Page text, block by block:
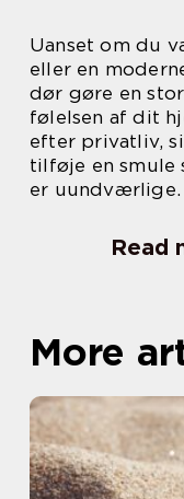
Uanset om du
eller en
dør gøre en
følelsen af dit
efter privatliv,
tilføje en smule
er uundværlige.
Read
More